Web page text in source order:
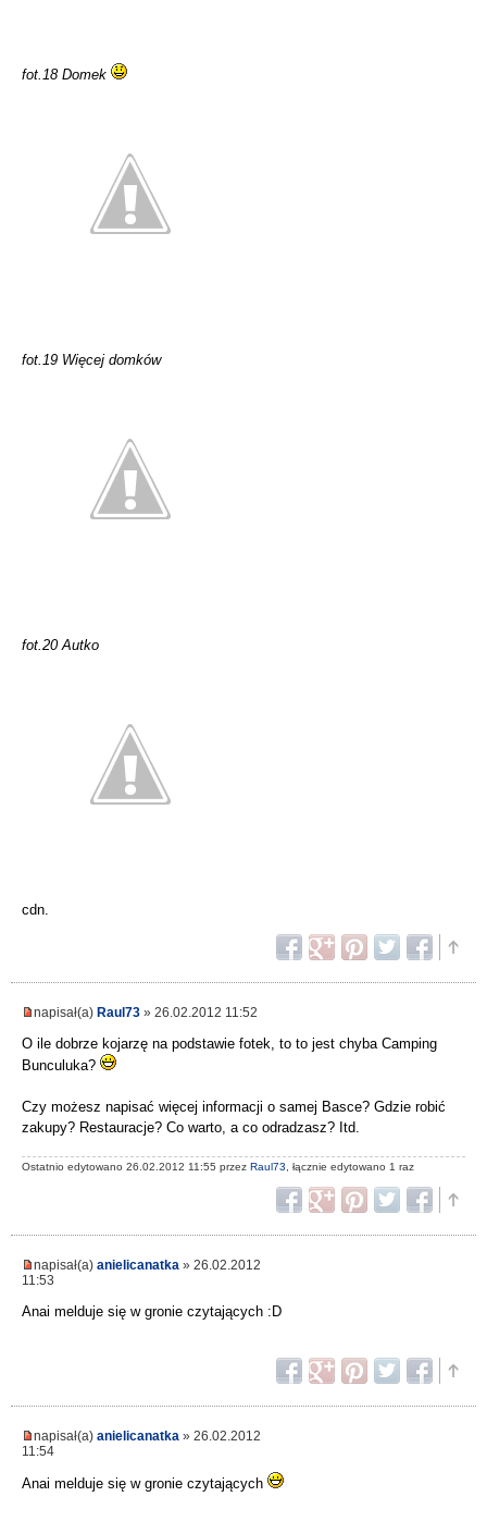
fot.18 Domek
fot.19 Więcej domków
fot.20 Autko
cdn.
napisał(a) Raul73 » 26.02.2012 11:52
O ile dobrze kojarzę na podstawie fotek, to to jest chyba Camping
Bunculuka?
Czy możesz napisać więcej informacji o samej Basce? Gdzie robić
zakupy? Restauracje? Co warto, a co odradzasz? Itd.
Ostatnio edytowano 26.02.2012 11:55 przez Raul73 , łącznie edytowano 1 raz
napisał(a) anielicanatka » 26.02.2012
11:53
Anai melduje się w gronie czytających :D
napisał(a) anielicanatka » 26.02.2012
11:54
Anai melduje się w gronie czytających